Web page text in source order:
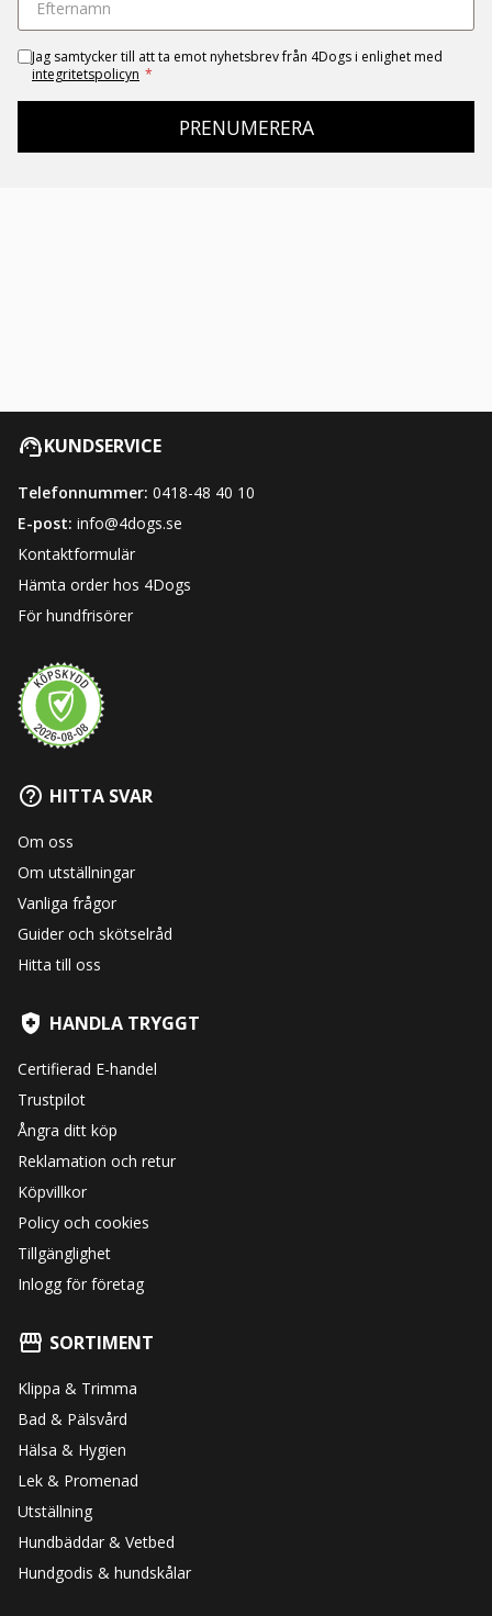
Jag samtycker till att ta emot nyhetsbrev från 4Dogs i enlighet med
integritetspolicyn *
PRENUMERERA
KUNDSERVICE
Telefonnummer: 0418-48 40 10
E-post: info@4dogs.se
Kontaktformulär
Hämta order hos 4Dogs
För hundfrisörer
HITTA SVAR
Om oss
Om utställningar
Vanliga frågor
Guider och skötselråd
Hitta till oss
HANDLA TRYGGT
Certifierad E-handel
Trustpilot
Ångra ditt köp
Reklamation och retur
Köpvillkor
Policy och cookies
Tillgänglighet
Inlogg för företag
SORTIMENT
Klippa & Trimma
Bad & Pälsvård
Hälsa & Hygien
Lek & Promenad
Utställning
Hundbäddar & Vetbed
Hundgodis & hundskålar